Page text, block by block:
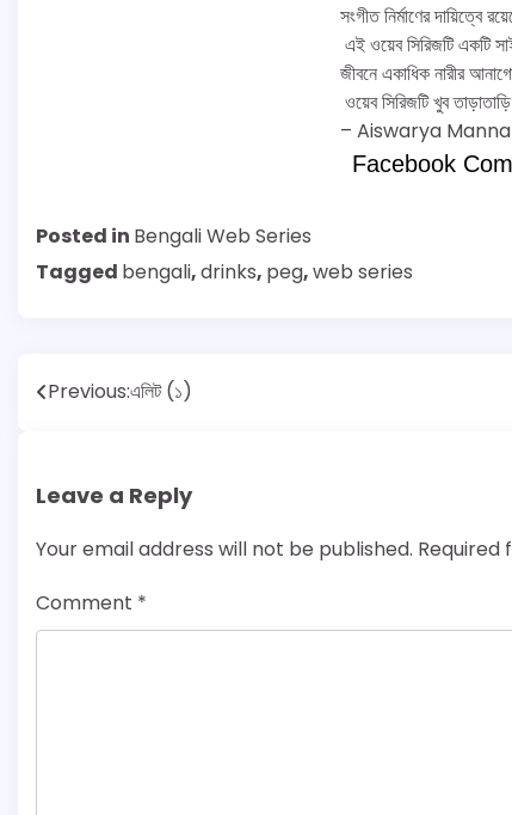
সংগীত নির্মাণের দায়িত্বে
এই ওয়েব সিরিজটি একটি
জীবনে একাধিক নারীর
ওয়েব সিরিজটি খুব
– Aiswarya Manna
Facebook
Posted in Bengali Web Series
Tagged bengali,drinks, peg,web series
Post
Previous:এলিট (১)
Leave a Reply
Your email address will not be published. Required
Comment *